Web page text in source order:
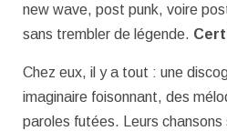
new wave, post punk, voire
sans trembler de légende.
Chez eux, il y a tout : une
imaginaire foisonnant, des
paroles futées. Leurs